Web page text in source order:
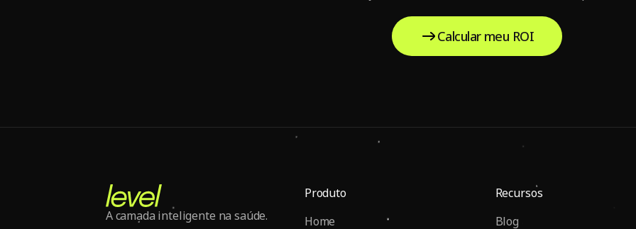
Calcular meu ROI
A camada inteligente na saúde.
Produto
Home
Recursos
Blog